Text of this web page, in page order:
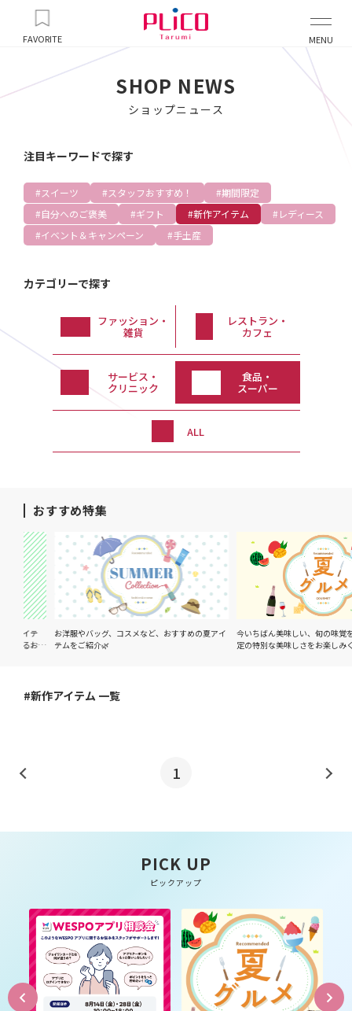
FAVORITE MENU
SHOP NEWS
ショップニュース
注目キーワードで探す
スイーツ スタッフおすすめ！
期間限定
自分へのご褒美
ギフト 新作アイテム
レディース
イベント＆キャンペーン
手土産
カテゴリーで探す
ファッション・
雑貨
レストラン・
カフェ
サービス・
クリニック
食品・
スーパー
ALL
おすすめ特集
るおす
お洋服やバッグ、コスメなど、おすすめの夏アイ
テムをご紹介🌿
今いちばん美味しい、旬の味覚をご紹
定の特別な美味しさをお楽しみくだ
#新作アイテム 一覧
1
PICK UP
ピックアップ